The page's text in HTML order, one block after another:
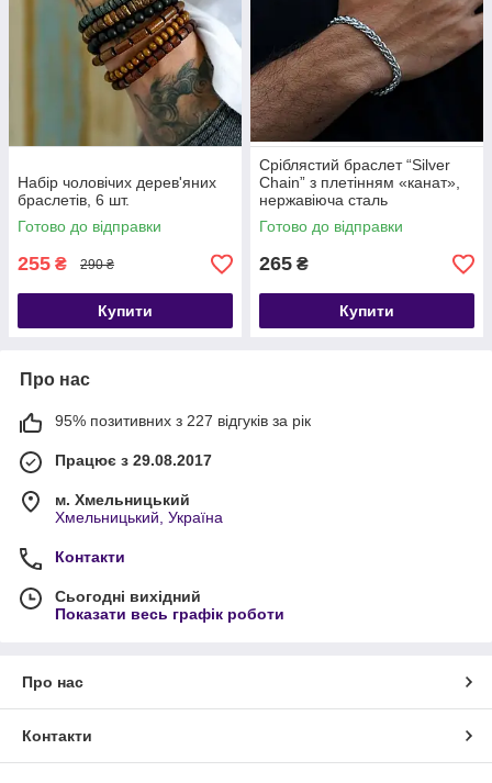
Набір чоловічих дерев'яних
браслетів, 6 шт.
Готово до відправки
255 ₴ 290 ₴
Купити
Сріблястий браслет “Silver
Chain” з плетінням «канат»,
нержавіюча сталь
Готово до відправки
265 ₴
Купити
Про нас
95% позитивних з 227 відгуків за рік
Працює з 29.08.2017
м. Хмельницький
Хмельницький, Україна
Контакти
Сьогодні вихідний
Показати весь графік роботи
Про нас
Контакти